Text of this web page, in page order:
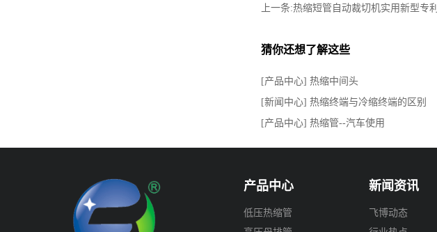
上一条:热缩短管自动裁切机实用新型专利
猜你还想了解这些
[产品中心] 热缩中间头
[新闻中心] 热缩终端与冷缩终端的区别
[产品中心] 热缩管--汽车使用
产品中心
低压热缩管
新闻资讯
飞博动态